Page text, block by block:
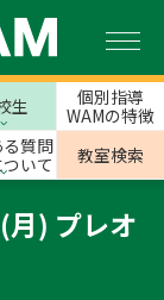
生
個別指導
WAMの特徴
質問
いて
教室検索
) プレオ